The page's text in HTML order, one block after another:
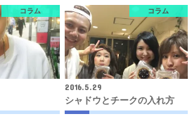
コラム コラム
2016.5.29
シャドウとチークの入れ方